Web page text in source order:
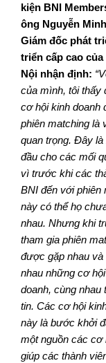
kiện BNI
ông Nguyễn
Giám đốc phát
triển cấp cao của
Nội nhận định:
của mình, tôi thấy
cơ hội kinh doanh
phiên matching là
quan trọng. Đây
đầu cho các mối
vì trước khi các
BNI đến với phiên
này có thể họ
nhau. Nhưng khi
tham gia phiên
được gặp nhau và
nhau những cơ
doanh, cùng nhau
tin. Các cơ hội
này là bước khởi
một nguồn các cơ
giúp các thành